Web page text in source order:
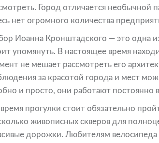
Город отличается необычной
нет огромного количества
Иоанна Кронштадского — это одна
упомянуть. В настоящее время
не мешает рассмотреть его
за красотой города и мест
и просто, они работают постоянно
прогулки стоит обязательно
живописных скверов для
дорожки. Любителям велосипеда